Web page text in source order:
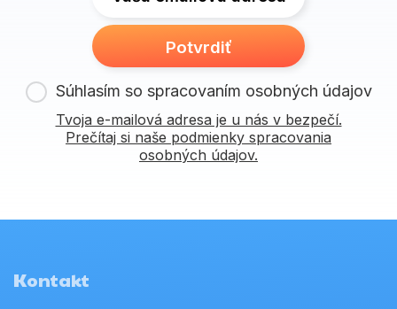
Potvrdiť
Súhlasím so spracovaním osobných údajov
Tvoja e-mailová adresa je u nás v bezpečí.
Prečítaj si naše podmienky spracovania
osobných údajov.
Kontakt